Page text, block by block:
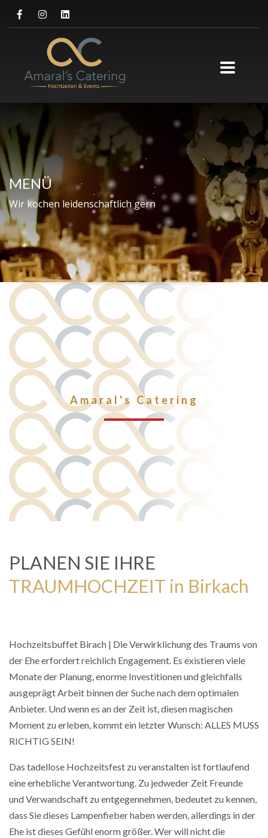
MENÜ
Wir kochen leidenschaftlich gern
Amaral's Catering
PLANEN SIE IHRE
TRAUMHOCHZEIT in Birkach
Hochzeitsbuffet Birach | Die Verwirklichung des Traums von
der Ehe erfordert reichlich Engagement. Es existieren viele
Monate der Planung, enorme Investitionen und gleichfalls
ausgeprägt Arbeit binnen der Suche nach dem optimalen
Anbieter. Und wenn es an der Zeit ist, diesen magischen
Moment zu erleben, kommt ein letzter Wunsch: ALLES MUSS
RICHTIG SEIN!
Das tadellose Hochzeitsfest zu veranstalten ist fortlaufend
eine erhebliche Verantwortung. Zu jedweder Zeit Freunde
und Verwandschaft zu entgegennehmen, bedeutet zu kennen,
dass Sie dieses Lampenfieber haben werden, allerdings in der
Ehe ist dieses Gefühl enorm größer. Wer will nicht die